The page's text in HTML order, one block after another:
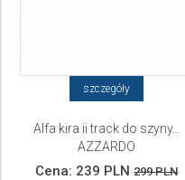
szczegóły
Alfa kira ii track do szyny...
AZZARDO
Cena: 239 PLN 299 PLN